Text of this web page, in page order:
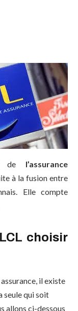
de l’assurance
à la fusion entre
Elle compte
choisir
il existe
seule qui soit
allons ci-dessous